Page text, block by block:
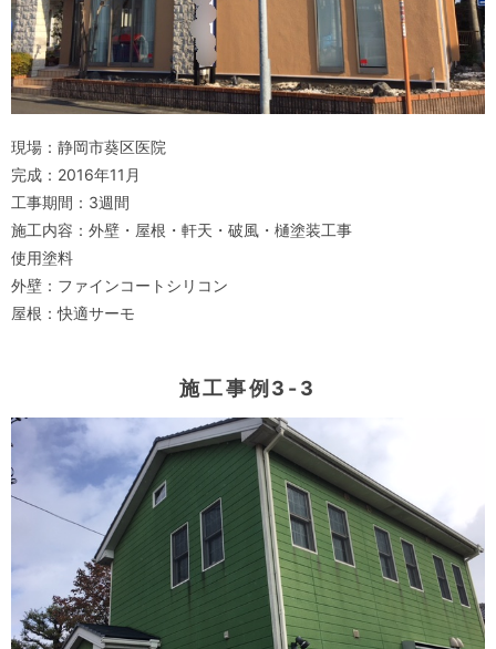
現場：静岡市葵区医院
完成：2016年11月
工事期間：3週間
施工内容：外壁・屋根・軒天・破風・樋塗装工事
使用塗料
外壁：ファインコートシリコン
屋根：快適サーモ
施工事例3-3